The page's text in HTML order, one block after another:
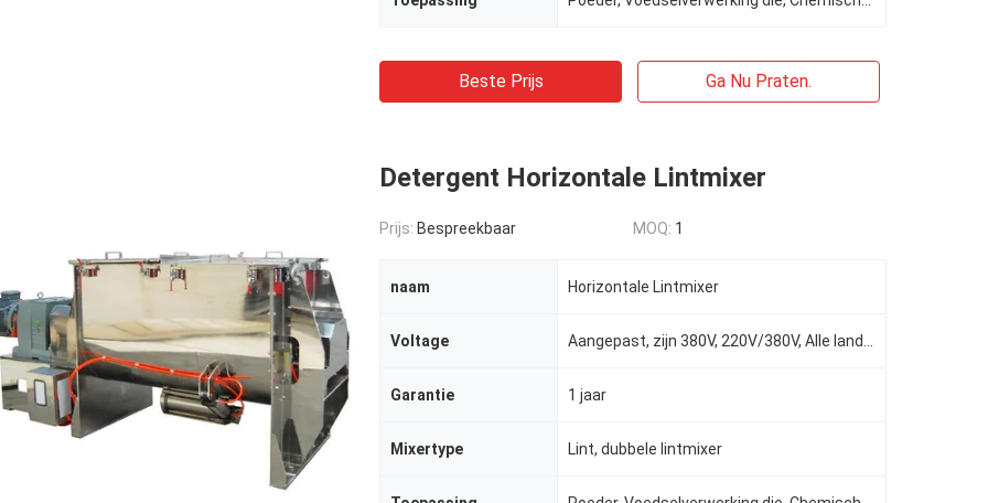
Beste Prijs Ga Nu Praten.
Detergent Horizontale Lintmixer
Prijs: Bespreekbaar MOQ: 1
naam Horizontale Lintmixer
Voltage
Garantie 1 jaar
Mixertype Lint, dubbele lintmixer